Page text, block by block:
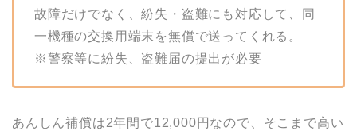
故障だけでなく、紛失・盗難にも対応して、同
一機種の交換用端末を無償で送ってくれる。
※警察等に紛失、盗難届の提出が必要
あんしん補償は2年間で12,000円なので、そこまで高い